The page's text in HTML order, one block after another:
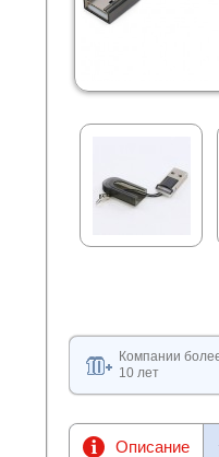
Компании
10 лет
Описание